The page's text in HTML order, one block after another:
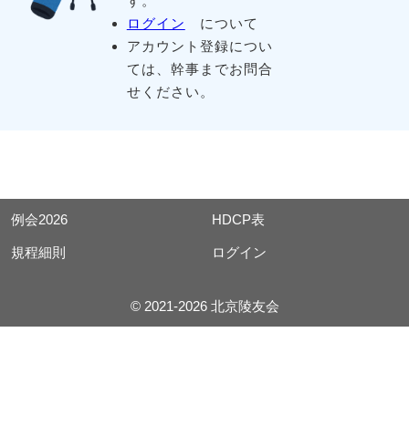
ログイン
について
アカウント登録につい
ては、幹事までお問合
せください。
例会2026 HDCP表
規程細則 ログイン
© 2021-2026 北京陵友会